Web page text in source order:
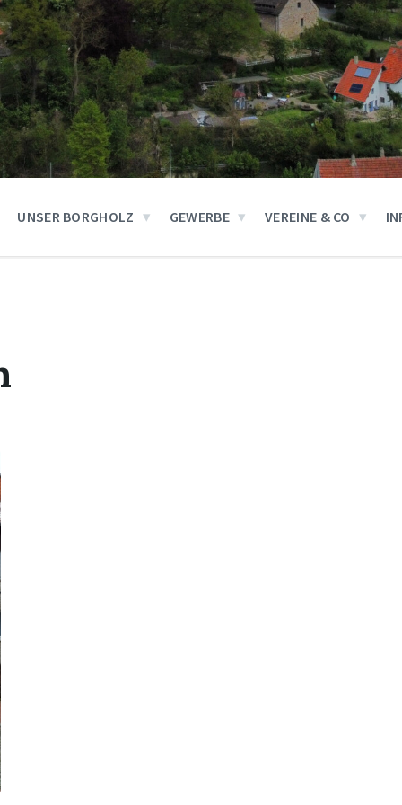
UNSER BORGHOLZ GEWERBE VEREINE & CO